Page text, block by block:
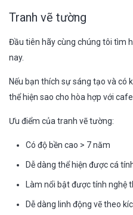
Tranh vẽ tường
Đầu tiên hãy cùng chúng tôi tìm
nay.
Nếu bạn thích sự sáng tạo và có
thể hiện sao cho hòa hợp với
Ưu điểm của tranh vẽ tường:
Có độ bền cao > 7 năm
Dễ dàng thể hiện được cá
Làm nổi bật được tính nghệ
Dễ dàng linh động vẽ theo